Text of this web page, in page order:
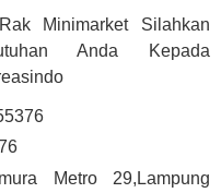
Minimarket Silahkan
Anda Kepada
Metro 29,Lampung